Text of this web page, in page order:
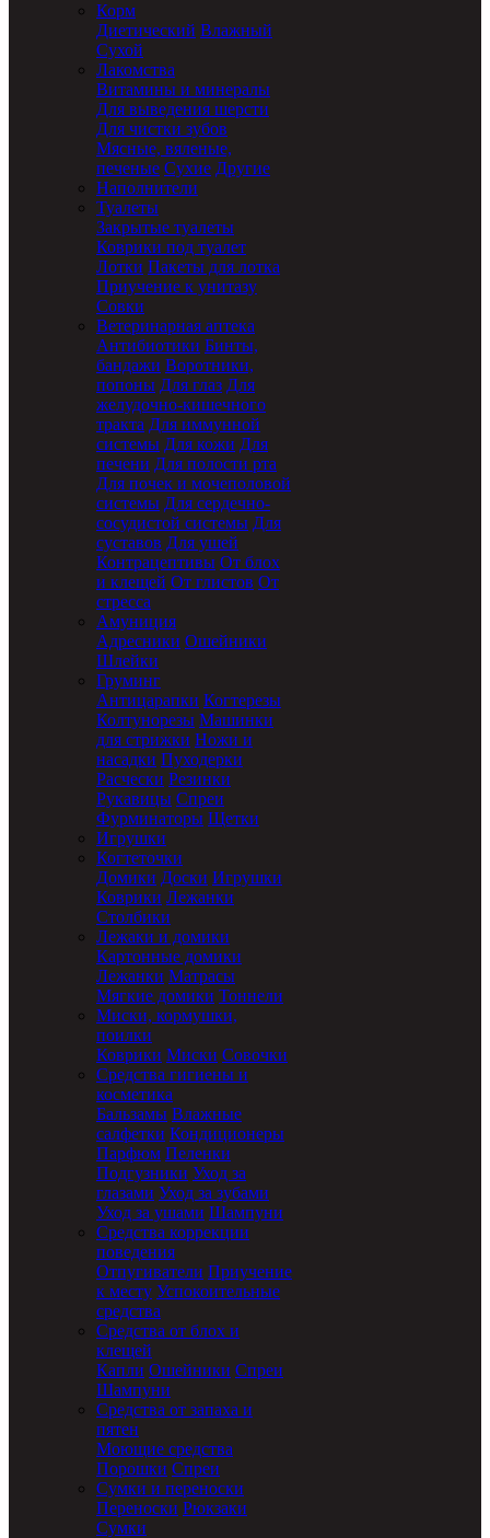
Корм
Диетический Влажный
Сухой
Лакомства
Витамины и минералы
Для выведения шерсти
Для чистки зубов
Мясные, вяленые,
печеные Сухие Другие
Наполнители
Туалеты
Закрытые туалеты
Коврики под туалет
Лотки Пакеты для лотка
Приучение к унитазу
Совки
Ветеринарная аптека
Антибиотики Бинты,
бандажи Воротники,
попоны Для глаз Для
желудочно-кишечного
тракта Для иммунной
системы Для кожи Для
печени Для полости рта
Для почек и мочеполовой
системы Для сердечно-
сосудистой системы Для
суставов Для ушей
Контрацептивы От блох
и клещей От глистов От
стресса
Амуниция
Адресники Ошейники
Шлейки
Груминг
Антицарапки Когтерезы
Колтунорезы Машинки
для стрижки Ножи и
насадки Пуходерки
Расчески Резинки
Рукавицы Спреи
Фурминаторы Щетки
Игрушки
Когтеточки
Домики Доски Игрушки
Коврики Лежанки
Столбики
Лежаки и домики
Картонные домики
Лежанки Матрасы
Мягкие домики Тоннели
Миски, кормушки,
поилки
Коврики Миски Совочки
Средства гигиены и
косметика
Бальзамы Влажные
салфетки Кондиционеры
Парфюм Пеленки
Подгузники Уход за
глазами Уход за зубами
Уход за ушами Шампуни
Средства коррекции
поведения
Отпугиватели Приучение
к месту Успокоительные
средства
Средства от блох и
клещей
Капли Ошейники Спреи
Шампуни
Средства от запаха и
пятен
Моющие средства
Порошки Спреи
Сумки и переноски
Переноски Рюкзаки
Сумки